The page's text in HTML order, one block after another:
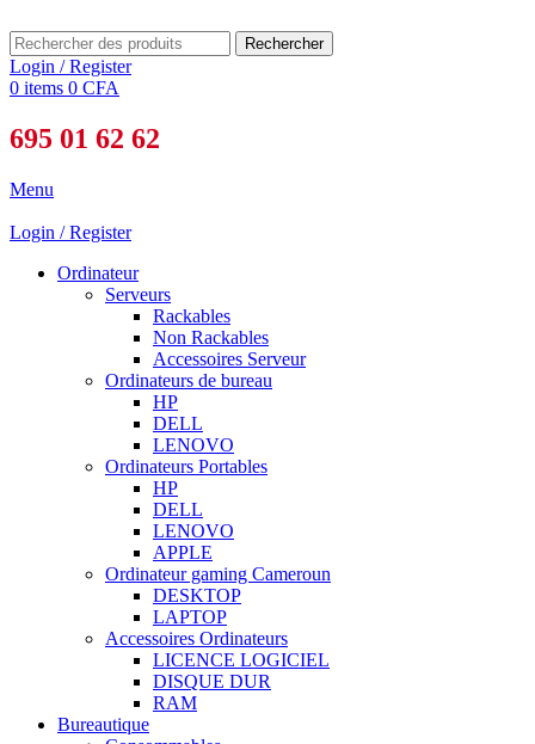
Rechercher
Login / Register
0 items 0 CFA
695 01 62 62
Menu
Login / Register
Ordinateur
Serveurs
Rackables
Non Rackables
Accessoires Serveur
Ordinateurs de bureau
HP
DELL
LENOVO
Ordinateurs Portables
HP
DELL
LENOVO
APPLE
Ordinateur gaming Cameroun
DESKTOP
LAPTOP
Accessoires Ordinateurs
LICENCE LOGICIEL
DISQUE DUR
RAM
Bureautique